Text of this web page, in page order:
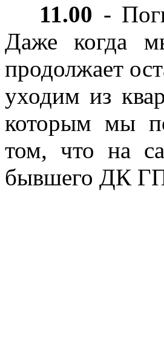
11.00 -
Даже когда
продолжает
уходим из
которым мы
том, что на
бывшего ДК